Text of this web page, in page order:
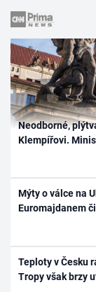
Neodborné,
Klempířovi.
Mýty o válce na
Euromajdanem
Teploty v Česku
Tropy však brzy